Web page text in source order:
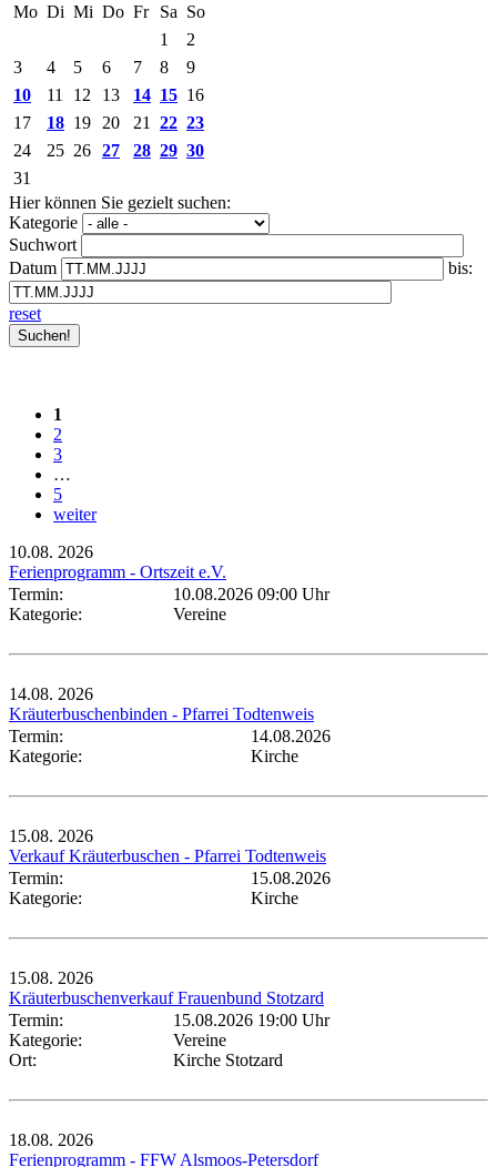
Mo Di Mi Do Fr Sa So
1
2
3
4 5 6 7 8
9
10
11 12 13 14 15 16
17
18 19 20 21 22 23
24
25 26 27 28 29 30
31
Hier können Sie gezielt suchen:
Kategorie
Suchwort
Datum
bis:
reset
1
2
3
…
5
weiter
10.08. 2026
Ferienprogramm - Ortszeit e.V.
Termin:
10.08.2026 09:00 Uhr
Kategorie:
Vereine
14.08. 2026
Kräuterbuschenbinden - Pfarrei Todtenweis
Termin:
14.08.2026
Kategorie:
Kirche
15.08. 2026
Verkauf Kräuterbuschen - Pfarrei Todtenweis
Termin:
15.08.2026
Kategorie:
Kirche
15.08. 2026
Kräuterbuschenverkauf Frauenbund Stotzard
Termin:
15.08.2026 19:00 Uhr
Kategorie:
Vereine
Ort:
Kirche Stotzard
18.08. 2026
Ferienprogramm - FFW Alsmoos-Petersdorf